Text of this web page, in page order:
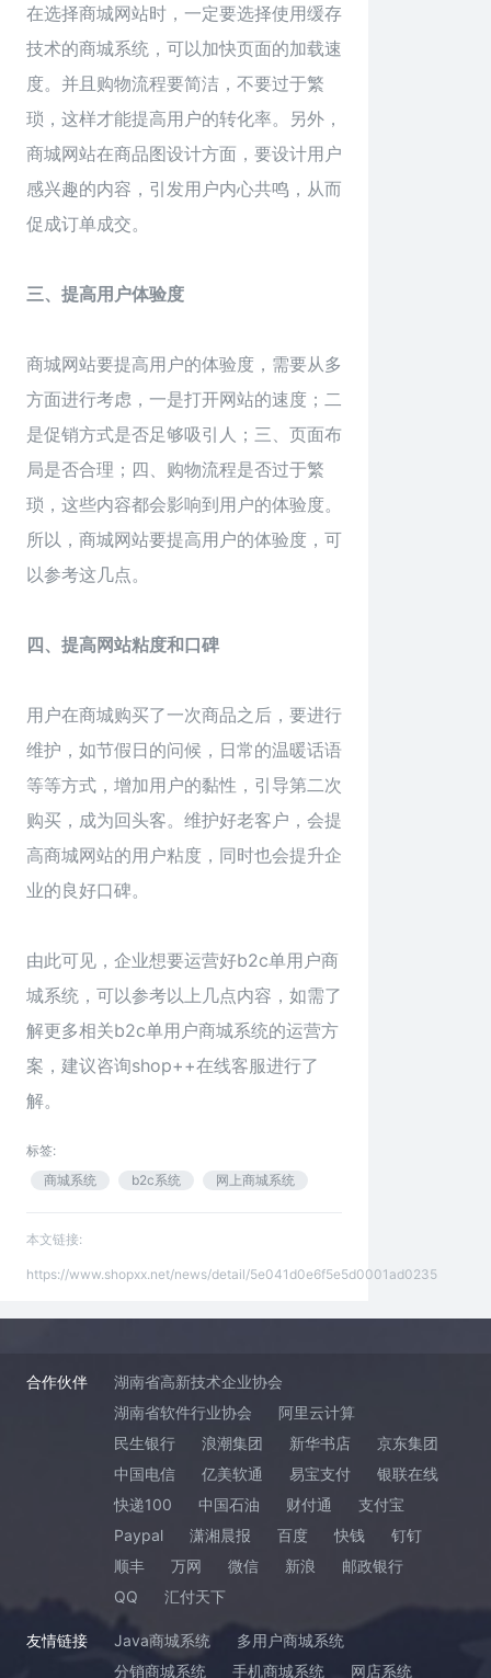
在选择商城网站时，一定要选择使用缓存
技术的商城系统，可以加快页面的加载速
度。并且购物流程要简洁，不要过于繁
琐，这样才能提高用户的转化率。另外，
商城网站在商品图设计方面，要设计用户
感兴趣的内容，引发用户内心共鸣，从而
促成订单成交。
三、提高用户体验度
商城网站要提高用户的体验度，需要从多
方面进行考虑，一是打开网站的速度；二
是促销方式是否足够吸引人；三、页面布
局是否合理；四、购物流程是否过于繁
琐，这些内容都会影响到用户的体验度。
所以，商城网站要提高用户的体验度，可
以参考这几点。
四、提高网站粘度和口碑
用户在商城购买了一次商品之后，要进行
维护，如节假日的问候，日常的温暖话语
等等方式，增加用户的黏性，引导第二次
购买，成为回头客。维护好老客户，会提
高商城网站的用户粘度，同时也会提升企
业的良好口碑。
由此可见，企业想要运营好b2c单用户商
城系统，可以参考以上几点内容，如需了
解更多相关b2c单用户商城系统的运营方
案，建议咨询shop++在线客服进行了
解。
标签:
商城系统
b2c系统 网上商城系统
本文链接:
https://www.shopxx.net/news/detail/5e041d0e6f5e5d0001ad0235
合作伙伴
湖南省高新技术企业协会
湖南省软件行业协会
阿里云计算
民生银行
浪潮集团 新华书店
京东集团
中国电信
亿美软通 易宝支付
银联在线
快递100
中国石油 财付通
支付宝
Paypal
潇湘晨报 百度 快钱
钉钉
顺丰
万网 微信 新浪
邮政银行
QQ
汇付天下
友情链接 Java商城系统
多用户商城系统
分销商城系统
手机商城系统 网店系统